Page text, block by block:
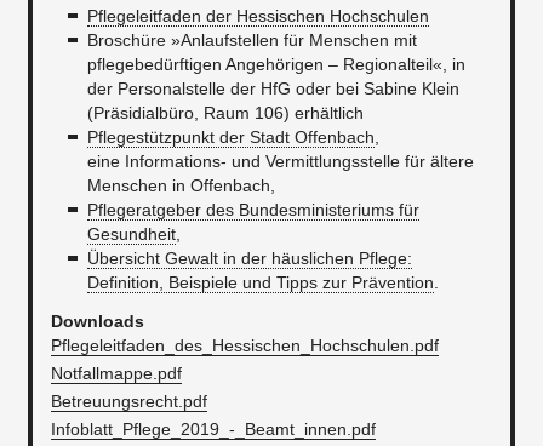
Pflegeleitfaden der Hessischen Hochschulen
Broschüre »Anlaufstellen für Menschen mit
pflegebedürftigen Angehörigen – Regionalteil«, in
der Personalstelle der HfG oder bei Sabine Klein
(Präsidialbüro, Raum 106) erhältlich
Pflegestützpunkt der Stadt Offenbach,
eine Informations- und Vermittlungsstelle für ältere
Menschen in Offenbach,
Pflegeratgeber des Bundesministeriums für
Gesundheit,
Übersicht Gewalt in der häuslichen Pflege:
Definition, Beispiele und Tipps zur Prävention.
Downloads
Pflegeleitfaden_des_Hessischen_Hochschulen.pdf
Notfallmappe.pdf
Betreuungsrecht.pdf
Infoblatt_Pflege_2019_-_Beamt_innen.pdf